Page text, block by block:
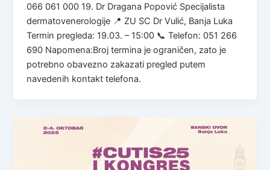
066 061 000 19. Dr Dragana Popović Specijalista
dermatovenerologije 📍 ZU SC Dr Vulić, Banja Luka
Termin pregleda: 19.03. – 15:00 📞 Telefon: 051 266
690 Napomena:Broj termina je ograničen, zato je
potrebno obavezno zakazati pregled putem
navedenih kontakt telefona.